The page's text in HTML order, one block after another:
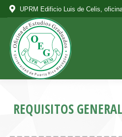
UPRM Edificio Luis de Celis,
REQUISITOS